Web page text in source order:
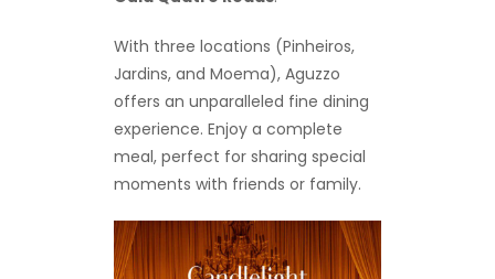
With three locations (Pinheiros,
Jardins, and Moema), Aguzzo
offers an unparalleled fine dining
experience. Enjoy a complete
meal, perfect for sharing special
moments with friends or family.